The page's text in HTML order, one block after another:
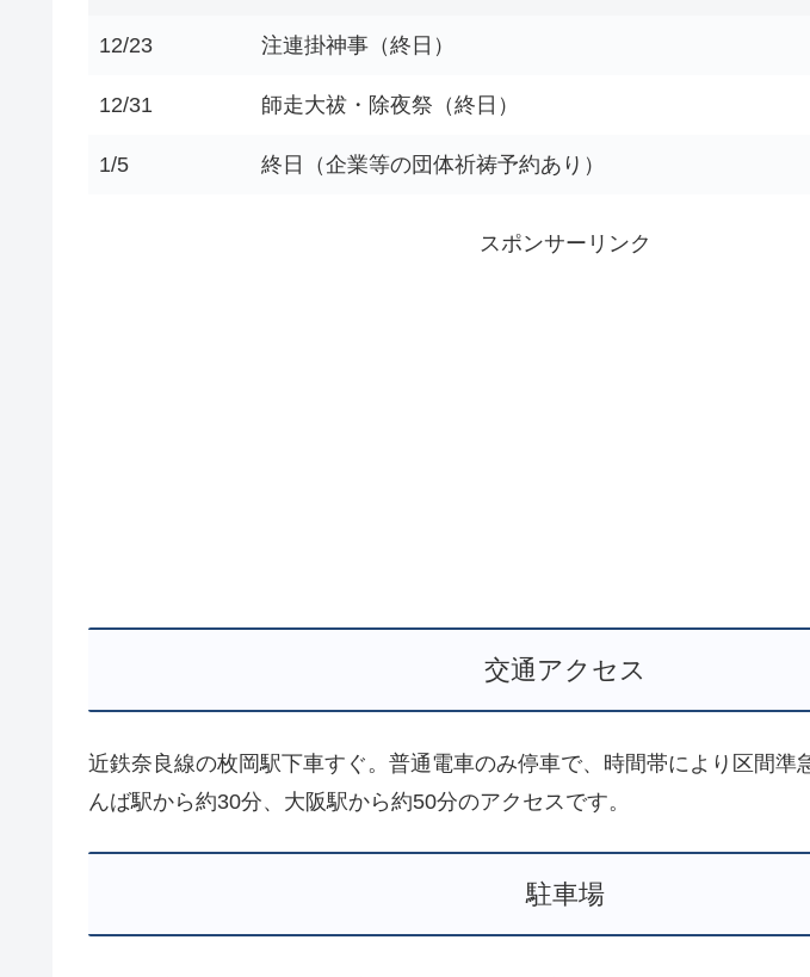
12/23 注連掛神事（終日）
12/31 師走大祓・除夜祭（終日）
1/5 終日（企業等の団体祈祷予約あり）
スポンサーリンク
交通アクセス
近鉄奈良線の枚岡駅下車すぐ。普通電車のみ停車で、時間帯により区間準
んば駅から約30分、大阪駅から約50分のアクセスです。
駐車場